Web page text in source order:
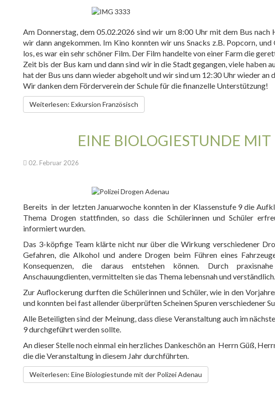
Am Donnerstag, dem 05.02.2026 sind wir um 8:00 Uhr mit dem Bus
wir dann angekommen. Im Kino konnten wir uns Snacks z.B. Popcorn,
los, es war ein sehr schöner Film. Der Film handelte von einer Farm die
Zeit bis der Bus kam und dann sind wir in die Stadt gegangen, viele haben
hat der Bus uns dann wieder abgeholt und wir sind um 12:30 Uhr wieder an
Wir danken dem Förderverein der Schule für die finanzelle Unterstützung!
Weiterlesen: Exkursion Französisch
EINE BIOLOGIESTUNDE
02. Februar 2026
Bereits in der letzten Januarwoche konntenin der Klassenstufe 9 die
Thema Drogen stattfinden, so dass die Schülerinnen und Schüler
informiertwurden.
Das 3-köpfige Team klärte nicht nur über die Wirkung verschiedener
Gefahren, die Alkohol und andere Drogen beim Führen eines
Konsequenzen, die daraus entstehen können. Durch
Anschauungdienten,vermittelten siedas Thema lebensnah und verständlich.
Zur Auflockerung durften die Schülerinnen und Schüler, wie in den
und konnten beifast allender überprüften ScheinenSpuren verschiedener
Alle Beteiligten sind der Meinung, dass diese Veranstaltung auch im
9 durchgeführt werden sollte.
An dieser Stelle noch einmal ein herzliches Dankeschön an Herrn Güß,
die die Veranstaltung in diesem Jahrdurchführten.
Weiterlesen: Eine Biologiestunde mit der Polizei Adenau